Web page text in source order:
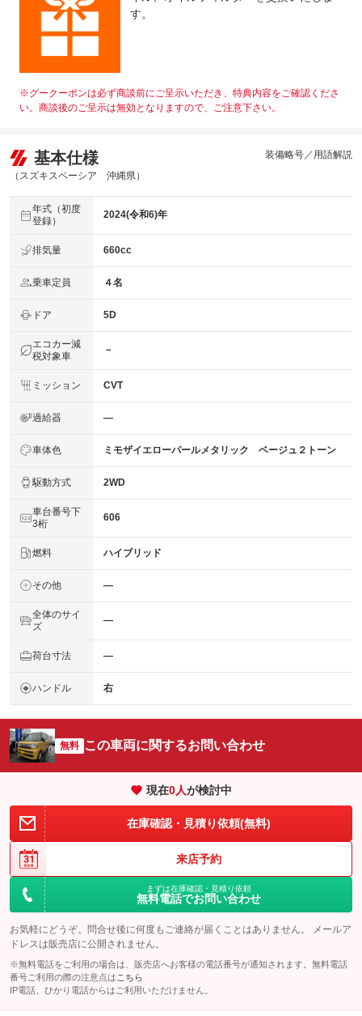
す。
※グークーポンは必ず商談前にご呈示いただき、特典内容をご確認くださ
い。商談後のご呈示は無効となりますので、ご注意下さい。
基本仕様
（スズキスペーシア 沖縄県）
装備略号／用語解説
年式（初度
登録）
2024(令和6)年
排気量 660cc
乗車定員 ４名
ドア 5D
エコカー減
税対象車
－
ミッション CVT
過給器 ―
車体色 ミモザイエローパールメタリック ベージュ２トーン
駆動方式 2WD
車台番号下
3桁
606
燃料 ハイブリッド
その他 ―
全体のサイ
ズ
―
荷台寸法 ―
ハンドル 右
無料 この車両に関するお問い合わせ
現在0人が検討中
在庫確認・見積り依頼(無料)
来店予約
まずは在庫確認・見積り依頼
無料電話でお問い合わせ
お気軽にどうぞ。問合せ後に何度もご連絡が届くことはありません。 メールア
ドレスは販売店に公開されません。
※無料電話をご利用の場合は、販売店へお客様の電話番号が通知されます。無料電話
番号ご利用の際の注意点は こちら
IP電話、ひかり電話からはご利用いただけません。